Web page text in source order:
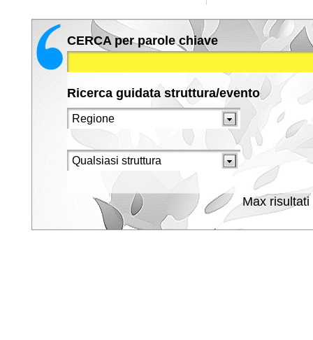
CERCA per parole chiave
Ricerca guidata struttura/evento
Max risultati